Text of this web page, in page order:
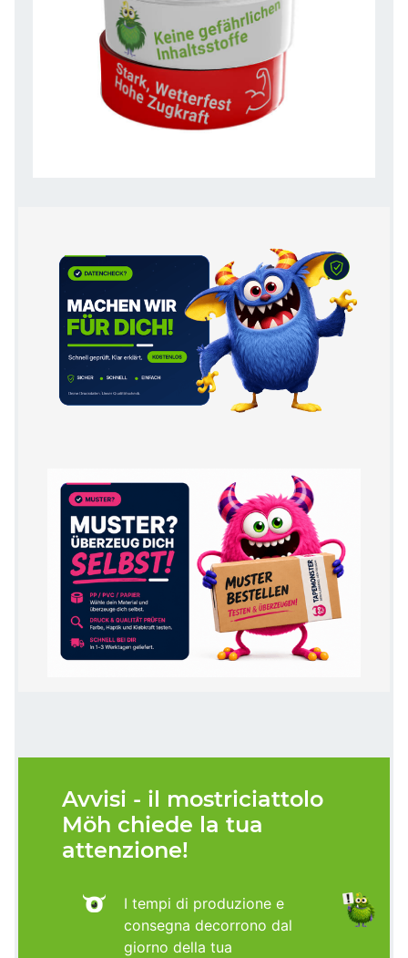
Avvisi - il mostriciattolo
Möh chiede la tua
attenzione!
I tempi di produzione e
consegna decorrono dal
giorno della tua